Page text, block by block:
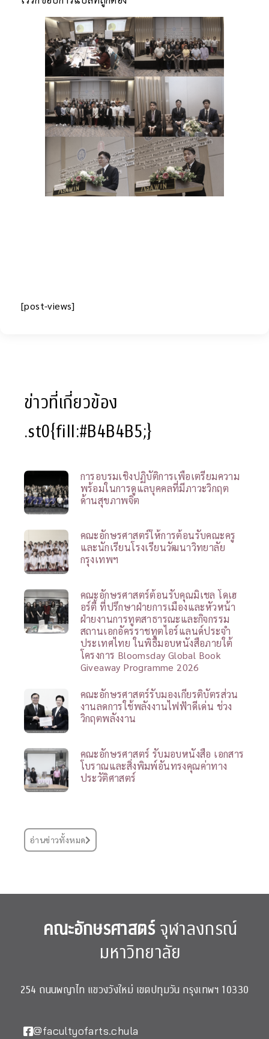
[post-views]
ข่าวที่เกี่ยวข้อง
.st0{fill:#B4B4B5;}
การอบรมเชิงปฏิบัติการเพื่อเตรียมความ
พร้อมในการดูแลบุคคลที่มีภาวะวิกฤต
ด้านสุขภาพจิต
คณะอักษรศาสตร์ให้การต้อนรับคณะครู
และนักเรียนโรงเรียนวัฒนาวิทยาลัย
กรุงเทพฯ
คณะอักษรศาสตร์ต้อนรับคุณมิเชล โดเฮ
อร์ตี้ ที่ปรึกษาฝ่ายการเมืองและหัวหน้า
ฝ่ายงานการทูตสาธารณะและกิจกรรม
สถานเอกอัครราชทูตไอร์แลนด์ประจำ
ประเทศไทย ในพิธีมอบหนังสือภายใต้
โครงการ Bloomsday Global Book
Giveaway Programme 2026
คณะอักษรศาสตร์รับมองเกียรติบัตรส่วน
งานลดการใช้พลังงานไฟฟ้าดีเด่น ช่วง
วิกฤตพลังงาน
คณะอักษรศาสตร์ รับมอบหนังสือ เอกสาร
โบราณและสิ่งพิมพ์อันทรงคุณค่าทาง
ประวัติศาสตร์
อ่านข่าวทั้งหมด
คณะอักษรศาสตร์จุฬาลงกรณ์
มหาวิทยาลัย
254 ถนนพญาไท แขวงวังใหม่ เขตปทุมวัน กรุงเทพฯ 10330
@facultyofarts.chula